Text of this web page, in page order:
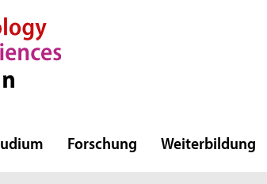
Forschung Weiterbildung